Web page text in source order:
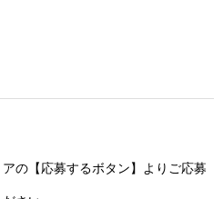
の【応募するボタン】よりご応募